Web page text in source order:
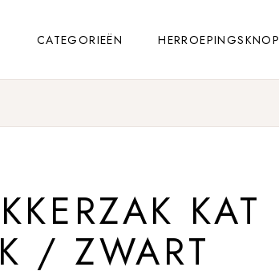
CATEGORIEËN HERROEPINGSKNOP
KAT
/ ZWART